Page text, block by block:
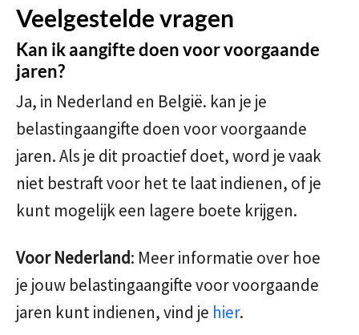
Veelgestelde vragen
Kan ik aangifte doen voor voorgaande
jaren?
Ja, in Nederland en België. kan je je
belastingaangifte doen voor voorgaande
jaren. Als je dit proactief doet, word je vaak
niet bestraft voor het te laat indienen, of je
kunt mogelijk een lagere boete krijgen.
Voor Nederland: Meer informatie over hoe
je jouw belastingaangifte voor voorgaande
jaren kunt indienen, vind je hier.